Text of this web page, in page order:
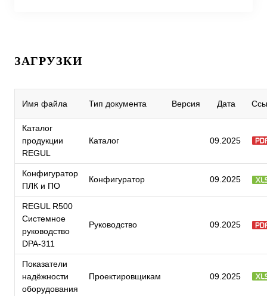
ЗАГРУЗКИ
Имя файла Тип документа Версия Дата
Каталог
продукции
REGUL
Каталог 09.2025
Конфигуратор
ПЛК и ПО
Конфигуратор 09.2025
REGUL R500
Системное
руководство
DPA-311
Руководство 09.2025
Показатели
надёжности
оборудования
Проектировщикам 09.2025